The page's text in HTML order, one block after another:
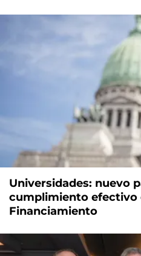
Universidades: nuevo
cumplimiento efectivo
Financiamiento